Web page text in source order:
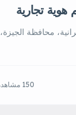
تجارية
محافظة الجيزة،
150 مشاهدة